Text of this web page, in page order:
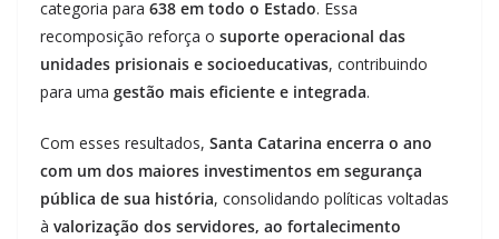
categoria para 638 em todo o Estado. Essa
recomposição reforça o suporte operacional das
unidades prisionais e socioeducativas, contribuindo
para uma gestão mais eficiente e integrada.
Com esses resultados, Santa Catarina encerra o ano
com um dos maiores investimentos em segurança
pública de sua história, consolidando políticas voltadas
à valorização dos servidores, ao fortalecimento